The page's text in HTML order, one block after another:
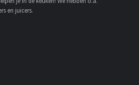
en juicers.